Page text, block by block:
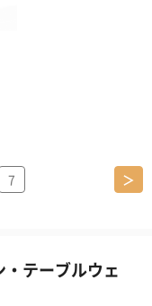
7 ＞
テーブルウェ